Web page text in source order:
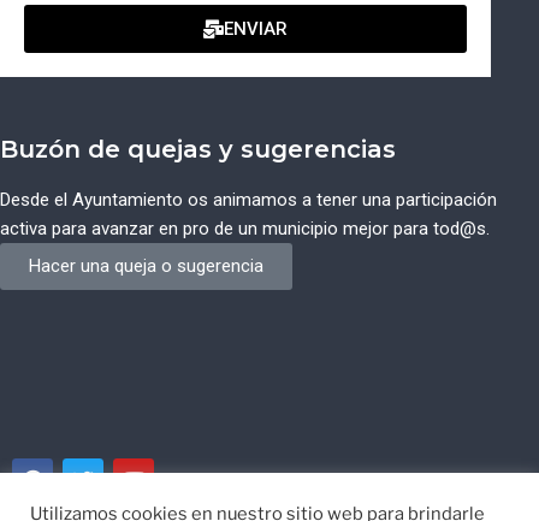
ENVIAR
Buzón de quejas y sugerencias
Desde el Ayuntamiento os animamos a tener una participación
activa para avanzar en pro de un municipio mejor para tod@s.
Hacer una queja o sugerencia
Utilizamos cookies en nuestro sitio web para brindarle